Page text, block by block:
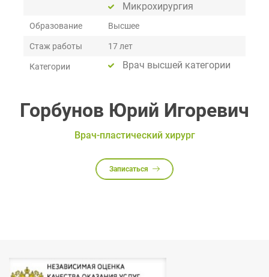
Микрохирургия
Образование Высшее
Стаж работы 17 лет
Категории Врач высшей категории
Горбунов Юрий Игоревич
Врач-пластический хирург
Записаться